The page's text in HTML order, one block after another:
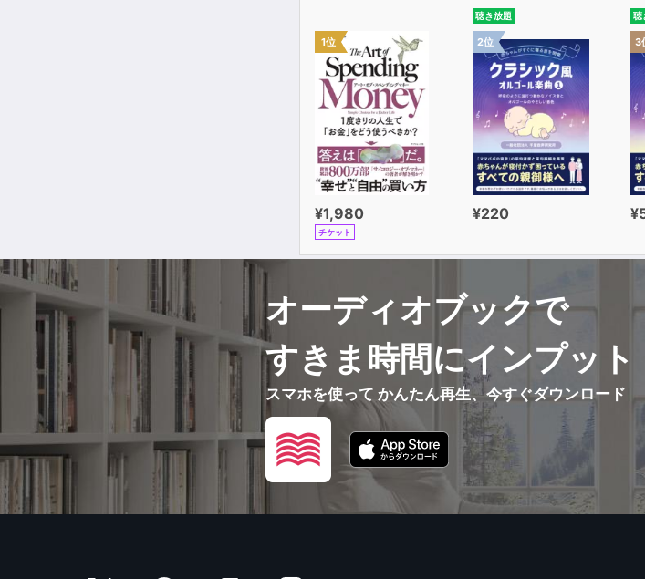
1位
¥1,980
チケット
聴き放題
2位
¥220
聴
3
オーディオブックで
すきま時間にインプット
スマホを使って かんたん再生、今すぐダウンロード